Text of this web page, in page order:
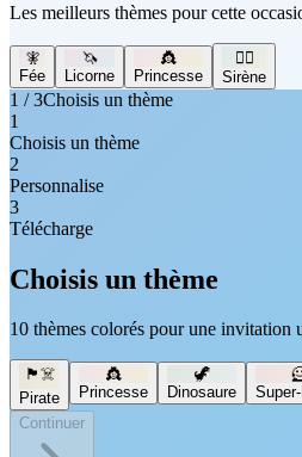
Les meilleurs thèmes pour cette
🧚
Fée
🦄
Licorne
👸
Princesse
🧜‍♀️
Sirène
1 / 3Choisis un thème
1
Choisis un thème
2
Personnalise
3
Télécharge
Choisis un thème
10 thèmes colorés pour une invitation
🏴‍☠️
Pirate
👸
Princesse
🦖
Dinosaure
Continuer